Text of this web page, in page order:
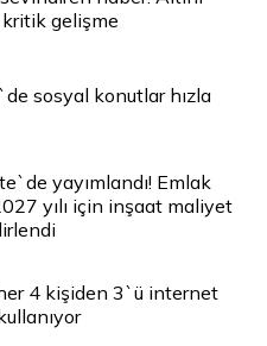
gelişme
sosyal konutlar hızla
yayımlandı! Emlak
yılı için inşaat maliyet
4 kişiden 3`ü internet